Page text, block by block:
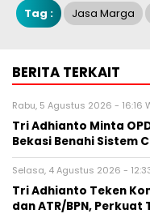
Tag : Jasa Marga
BERITA TERKAIT
Rabu, 5 Agustus 2026 - 16:16
Tri Adhianto Minta
Bekasi Benahi Sistem
Selasa, 4 Agustus 2026 -
Tri Adhianto Teken
dan ATR/BPN,